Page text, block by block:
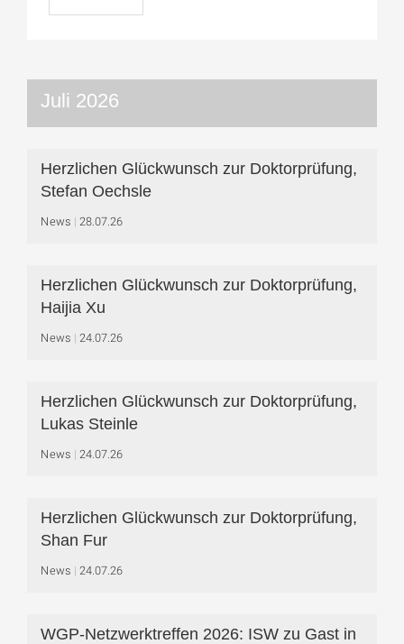
Juli 2026
Herzlichen Glückwunsch zur Doktorprüfung,
Stefan Oechsle
News 28.07.26
Herzlichen Glückwunsch zur Doktorprüfung,
Haijia Xu
News 24.07.26
Herzlichen Glückwunsch zur Doktorprüfung,
Lukas Steinle
News 24.07.26
Herzlichen Glückwunsch zur Doktorprüfung,
Shan Fur
News 24.07.26
WGP-Netzwerktreffen 2026: ISW zu Gast in